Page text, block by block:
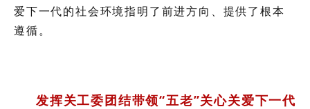
爱下一代的社会环境指明了前进方向、提供了根本
遵循。
发挥关工委团结带领“五老”关心关爱下一代